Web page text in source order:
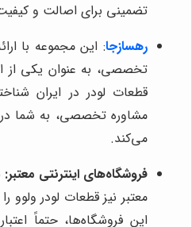
تضمینی برای اصالت و
رهسازجا: این مجموعه با
تخصصی، به عنوان یکی از
قطعات لودر در ایران
مشاوره تخصصی، به شما
می‌کند.
فروشگاه‌های اینترنتی معتبر:
معتبر نیز قطعات لودر ولوو
این فروشگاه‌ها، حتماً